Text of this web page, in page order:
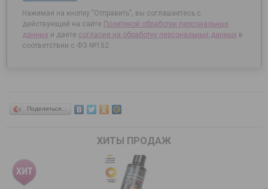
Нажимая на кнопку "Отправить", вы соглашаетесь с
действующей на сайте Политикой обработки персональных
данных и даете согласие на обработку персональных данных в
соответствии с ФЗ №152.
Поделиться…
ХИТЫ ПРОДАЖ